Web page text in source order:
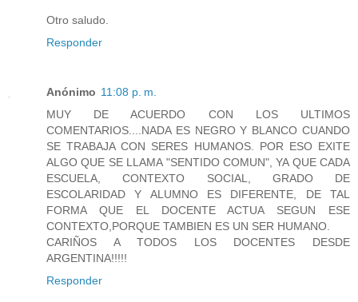
Otro saludo.
Responder
Anónimo 11:08 p. m.
MUY DE ACUERDO CON LOS ULTIMOS
COMENTARIOS....NADA ES NEGRO Y BLANCO CUANDO
SE TRABAJA CON SERES HUMANOS. POR ESO EXITE
ALGO QUE SE LLAMA "SENTIDO COMUN", YA QUE CADA
ESCUELA, CONTEXTO SOCIAL, GRADO DE
ESCOLARIDAD Y ALUMNO ES DIFERENTE, DE TAL
FORMA QUE EL DOCENTE ACTUA SEGUN ESE
CONTEXTO,PORQUE TAMBIEN ES UN SER HUMANO.
CARIÑOS A TODOS LOS DOCENTES DESDE
ARGENTINA!!!!!
Responder